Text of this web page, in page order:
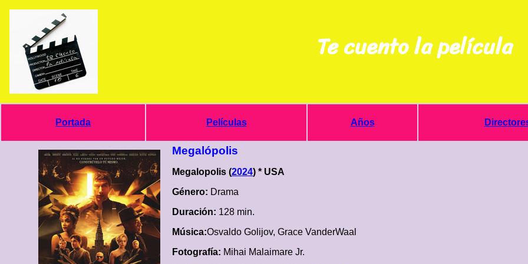
Te cuento la película
Portada Películas Años
Megalópolis
Megalopolis (2024) * USA
Género: Drama
Duración: 128 min.
Música:Osvaldo Golijov, Grace VanderWaal
Fotografía: Mihai Malaimare Jr.